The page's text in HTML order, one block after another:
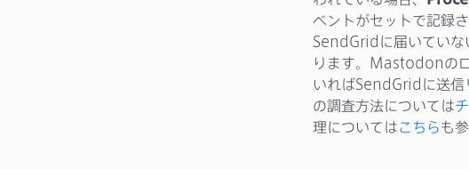
ベントがセットで記録さ
SendGridに届いてい
ります。Mastodonの
いればSendGridに送信
の調査方法については
理についてはこちらも